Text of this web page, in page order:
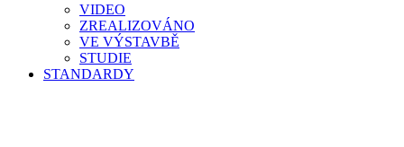
VIDEO
ZREALIZOVÁNO
VE VÝSTAVBĚ
STUDIE
STANDARDY